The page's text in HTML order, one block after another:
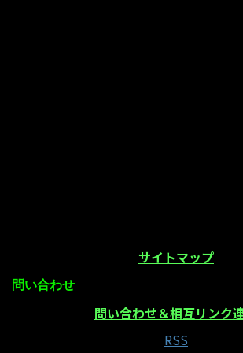
サイトマップ
問い合わせ
問い合わせ＆相互リンク
RSS